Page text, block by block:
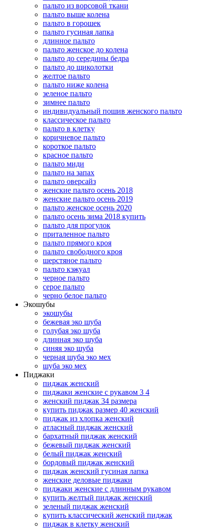
пальто из ворсовой ткани
пальто выше колена
пальто в горошек
пальто гусиная лапка
длинное пальто
пальто женское до колена
пальто до середины бедра
пальто до щиколотки
желтое пальто
пальто ниже колена
зеленое пальто
зимнее пальто
индивидуальный пошив женского пальто
классическое пальто
пальто в клетку
коричневое пальто
короткое пальто
красное пальто
пальто миди
пальто на запах
пальто оверсайз
женские пальто осень 2018
женские пальто осень 2019
пальто женское осень 2020
пальто осень зима 2018 купить
пальто для прогулок
приталенное пальто
пальто прямого кроя
пальто свободного кроя
шерстяное пальто
пальто кэжуал
черное пальто
серое пальто
черно белое пальто
Экошубы
экошубы
бежевая эко шуба
голубая эко шуба
длинная эко шуба
синяя эко шуба
черная шуба эко мех
шуба эко мех
Пиджаки
пиджак женский
пиджаки женские с рукавом 3 4
женский пиджак 34 размера
купить пиджак размер 40 женский
пиджак из хлопка женский
атласный пиджак женский
бархатный пиджак женский
бежевый пиджак женский
белый пиджак женский
бордовый пиджак женский
пиджак женский гусиная лапка
женские деловые пиджаки
пиджаки женские с длинным рукавом
купить желтый пиджак женский
зеленый пиджак женский
купить классический женский пиджак
пиджак в клетку женский